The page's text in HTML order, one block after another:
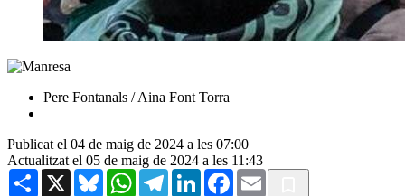
Pere Fontanals / Aina Font Torra
Publicat el 04 de maig de 2024 a les 07:00
Actualitzat el 05 de maig de 2024 a les 11:43
Share X BlueskyWhatsAppTelegramLinkedInFacebook
Email